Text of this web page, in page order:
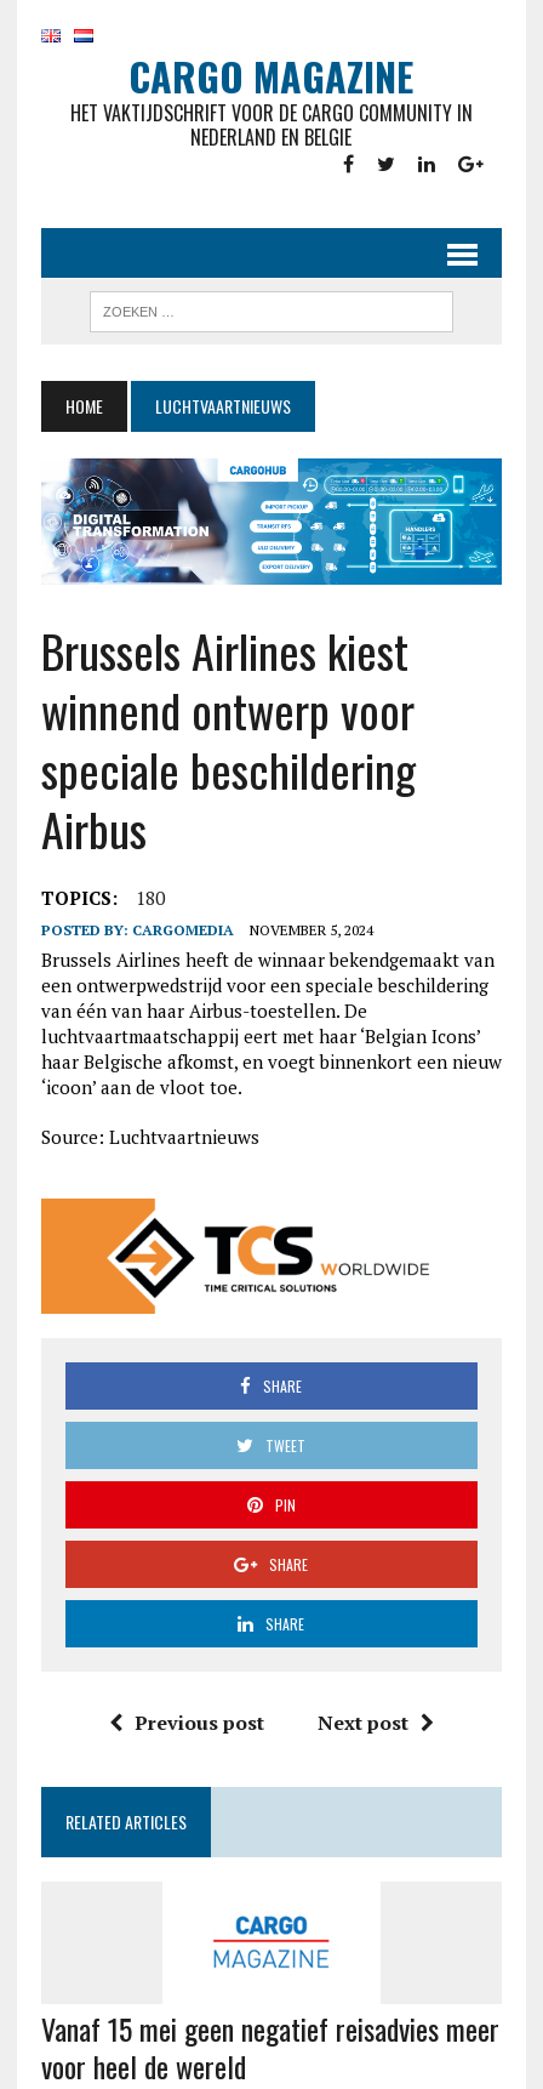
CARGO MAGAZINE
HET VAKTIJDSCHRIFT VOOR DE CARGO COMMUNITY IN
NEDERLAND EN BELGIE
HOME LUCHTVAARTNIEUWS
Brussels Airlines kiest
winnend ontwerp voor
speciale beschildering
Airbus
TOPICS: 180
POSTED BY: CARGOMEDIA NOVEMBER 5, 2024
Brussels Airlines heeft de winnaar bekendgemaakt van
een ontwerpwedstrijd voor een speciale beschildering
van één van haar Airbus-toestellen. De
luchtvaartmaatschappij eert met haar ‘Belgian Icons’
haar Belgische afkomst, en voegt binnenkort een nieuw
‘icoon’ aan de vloot toe.
Source: Luchtvaartnieuws
SHARE
TWEET
PIN
SHARE
SHARE
Previous post Next post
RELATED ARTICLES
Vanaf 15 mei geen negatief reisadvies meer
voor heel de wereld